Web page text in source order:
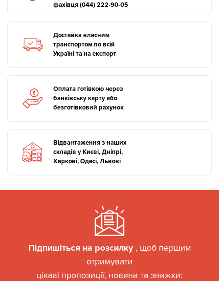
фахівця (044) 222-90-05
Доставка власним
транспортом по всій
Україні та на експорт
Оплата готівкою через
банківську карту або
безготівковий рахунок
Відвантаження з наших
складів у Києві, Дніпрі,
Харкові, Одесі, Львові
Підпишіться на розсилку , щоб першим
отримувати
цікаві пропозиції, новини та знижки: